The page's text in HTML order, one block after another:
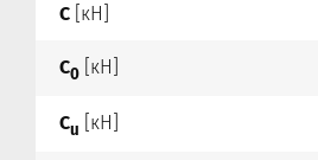
C [кН]
C0 [кН]
Cu [кН]